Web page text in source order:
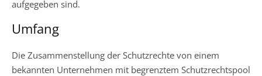
aufgegeben sind.
Umfang
Die Zusammenstellung der Schutzrechte von einem
bekannten Unternehmen mit begrenztem Schutzrechtspool